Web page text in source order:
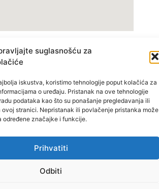
suglasnošću za
iskustva, koristimo tehnologije poput kolačića za
o uređaju. Pristanak na ove tehnologije
podataka kao što su ponašanje pregledavanja ili
stranici. Nepristanak ili povlačenje pristanka može
određene značajke i funkcije.
Prihvatiti
Odbiti
nije u funkciji
Prati nas